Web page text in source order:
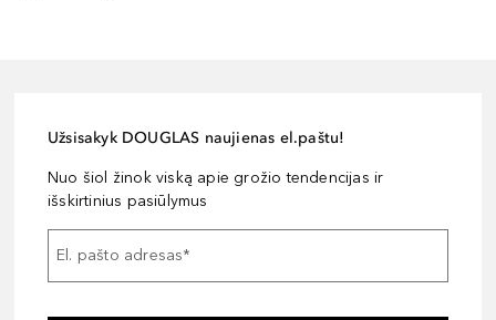
Užsisakyk DOUGLAS naujienas el.paštu!
Nuo šiol žinok viską apie grožio tendencijas ir
išskirtinius pasiūlymus
El. pašto adresas*